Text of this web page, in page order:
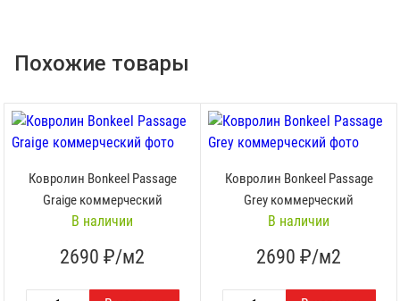
Похожие товары
Ковролин Bonkeel Passage
Graige коммерческий
В наличии
2690 ₽/м2
Ковролин Bonkeel Passage
Grey коммерческий
В наличии
2690 ₽/м2